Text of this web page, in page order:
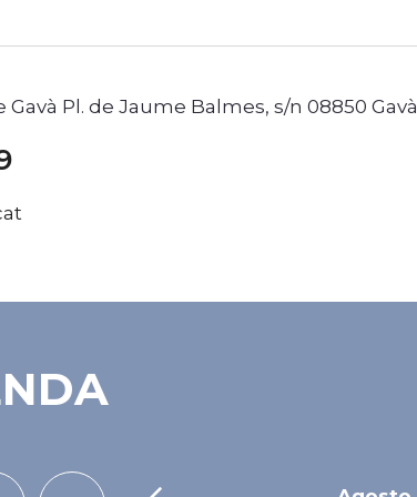
Pl. de Jaume Balmes, s/n 08850 Gavà